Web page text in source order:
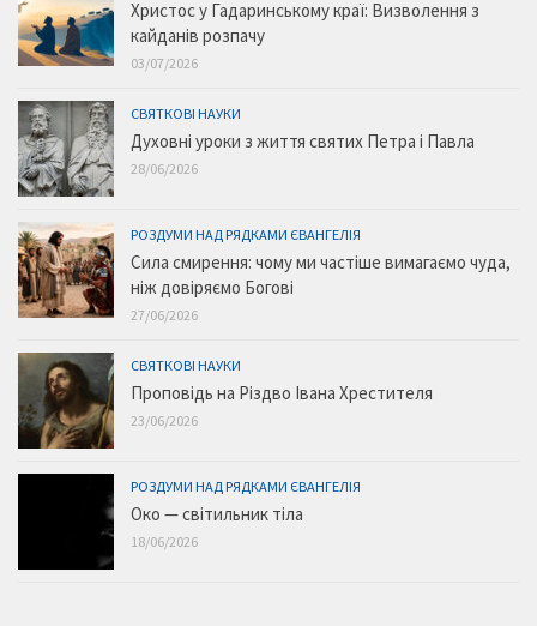
Христос у Гадаринському краї: Визволення з
кайданів розпачу
03/07/2026
СВЯТКОВІ НАУКИ
Духовні уроки з життя святих Петра і Павла
28/06/2026
РОЗДУМИ НАД РЯДКАМИ ЄВАНГЕЛІЯ
Сила смирення: чому ми частіше вимагаємо чуда,
ніж довіряємо Богові
27/06/2026
СВЯТКОВІ НАУКИ
Проповідь на Різдво Івана Хрестителя
23/06/2026
РОЗДУМИ НАД РЯДКАМИ ЄВАНГЕЛІЯ
Око — світильник тіла
18/06/2026